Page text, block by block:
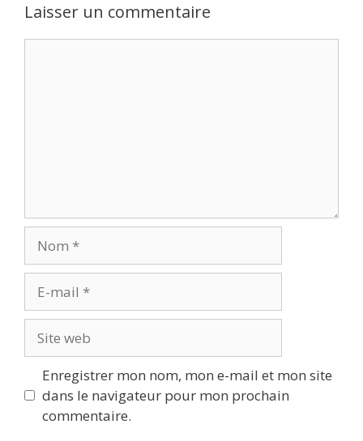
Laisser un commentaire
mail
web
Enregistrer mon nom, mon e-mail et mon site
dans le navigateur pour mon prochain
commentaire.